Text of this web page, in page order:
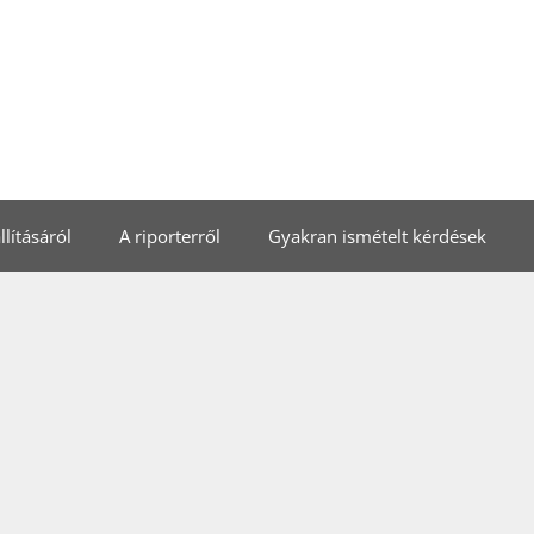
A riporterről Gyakran ismételt kérdések